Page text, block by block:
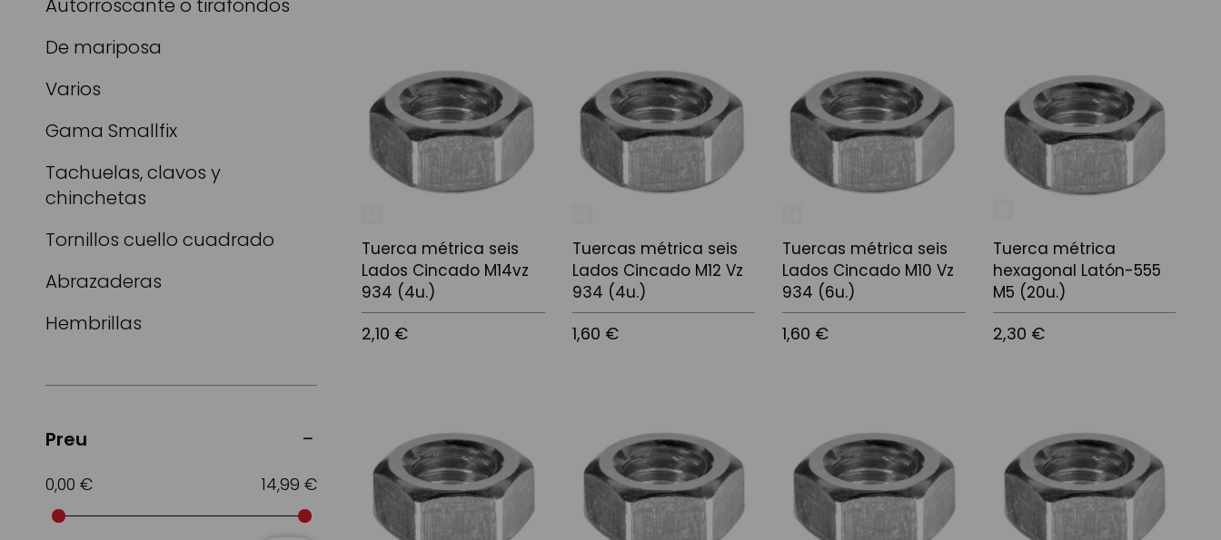
Tuerca métrica seis
Lados Cincado M14vz
934 (4u.)
2,10 €
Tuercas métrica seis
Lados Cincado M12 Vz
934 (4u.)
1,60 €
Tuercas métrica seis
Lados Cincado M10 Vz
934 (6u.)
1,60 €
Tuerca métrica
hexagonal Latón-555
M5 (20u.)
2,30 €
Autorroscante o tirafondos
De mariposa
Varios
Gama Smallfix
Tachuelas, clavos y
chinchetas
Tornillos cuello cuadrado
Abrazaderas
Hembrillas
Preu
0,00 € 14,99 €